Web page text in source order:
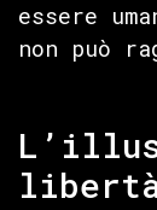
essere
non può